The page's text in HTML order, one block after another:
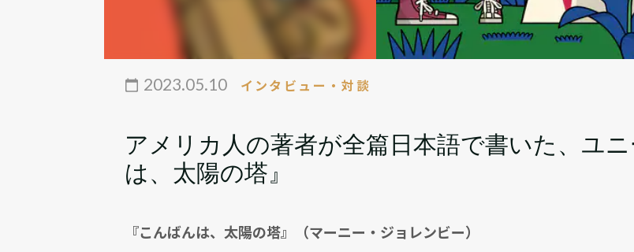
2023.05.10 インタビュー・対談
アメリカ人の著者が全篇日本語で書いた、ユ
は、太陽の塔』
『こんばんは、太陽の塔』（マーニー・ジョレンビー）